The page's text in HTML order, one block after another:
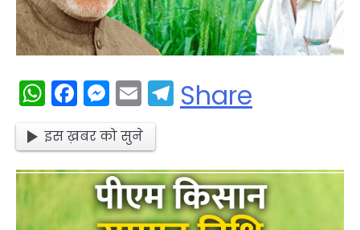
WhatsApp
Facebook
Messenger
EmailTelegram
Share
इस ख़बर को सुने